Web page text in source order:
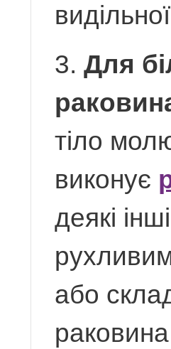
3. Для
тіло
виконує
деякі
або